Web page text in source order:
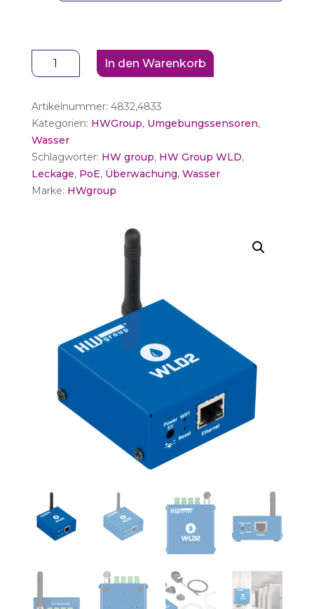
group
WLD2
PoE
Menge
In den Warenkorb
Artikelnummer: 4832,4833
Kategorien: HWGroup, Umgebungssensoren,
Wasser
Schlagwörter: HW group, HW Group WLD,
Leckage, PoE, Überwachung, Wasser
Marke: HWgroup